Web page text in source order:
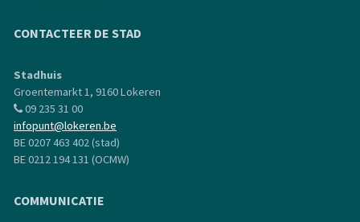
CONTACTEER DE STAD
Stadhuis
Groentemarkt 1, 9160 Lokeren
09 235 31 00
infopunt@lokeren.be
BE 0207 463 402 (stad)
BE 0212 194 131 (OCMW)
COMMUNICATIE